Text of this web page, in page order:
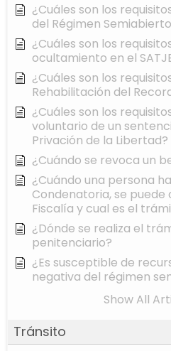
¿Cuáles son los
del Régimen
¿Cuáles son los
ocultamiento en el
¿Cuáles son los
Rehabilitación del
¿Cuáles son los
voluntario de un
Privación de la Libertad?
¿Cuándo se revoca un
¿Cuándo una persona
Condenatoria, se
Fiscalía y cual es el
¿Dónde se realiza el
penitenciario?
¿Es susceptible de
negativa del régimen
Show All
Tránsito